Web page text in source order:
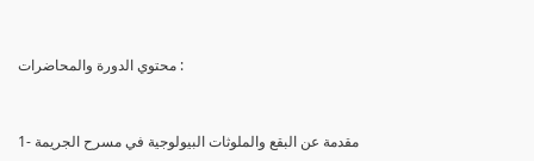
محتوي الدورة والمحاضرات :
1- مقدمة عن البقع والملوثات البيولوجية في مسرح الجريمة